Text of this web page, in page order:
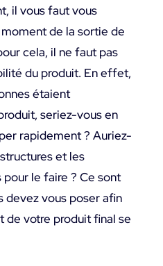
il vous faut vous
de la sortie de
cela, il ne faut pas
du produit. En effet,
étaient
seriez-vous en
rapidement ? Auriez-
et les
le faire ? Ce sont
devez vous poser afin
votre produit final se